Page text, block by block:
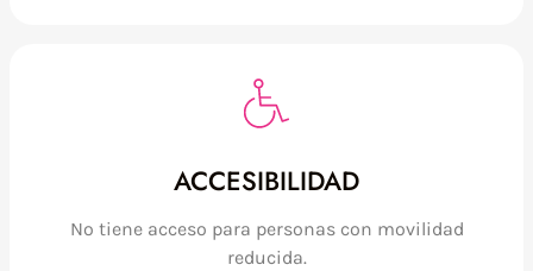
ACCESIBILIDAD
No tiene acceso para personas con movilidad
reducida.